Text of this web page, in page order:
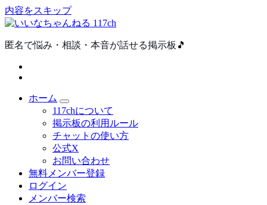
内容をスキップ
匿名で悩み・相談・本音が話せる掲示板🎵
ホーム
117chについて
掲示板の利用ルール
チャットの使い方
公式X
お問い合わせ
無料メンバー登録
ログイン
メンバー検索